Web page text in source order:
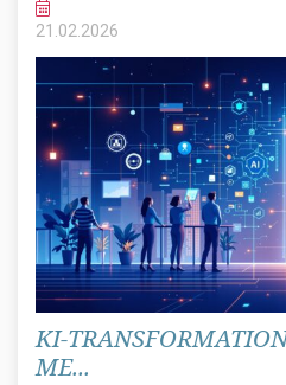
21.02. 2026
KI-
ME...